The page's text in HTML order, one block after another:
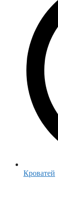
Кроватей